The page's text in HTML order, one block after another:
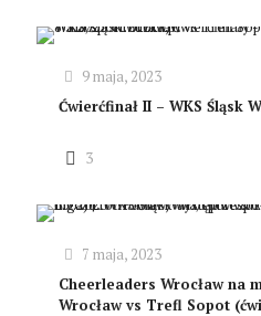
9 maja, 2023
Ćwierćfinał II – WKS Śląsk
3
7 maja, 2023
Cheerleaders Wrocław na
Wrocław vs Trefl Sopot